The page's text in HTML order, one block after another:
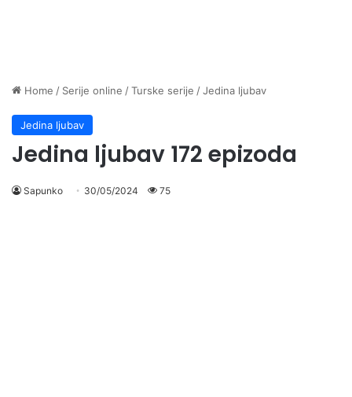
Home / Serije online /Turske serije /Jedina ljubav
Jedina ljubav
Jedina ljubav 172 epizoda
Sapunko 30/05/2024 75